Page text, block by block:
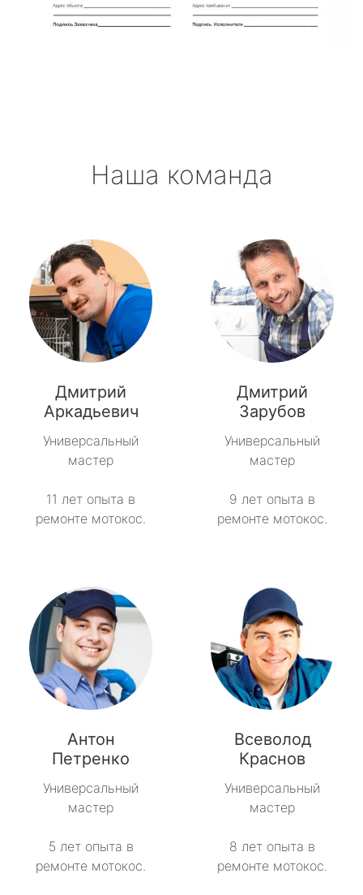
Никольский
Рябово
Свирьстрой
Сиверский
Синявино
Советский
Тайцы
Толмачёво
Фёдоровское
Форносово
Янино-1
Наша команда
Дмитрий
Аркадьевич
Универсальный
мастер
11 лет опыта в
ремонте мотокос.
Дмитрий
Зарубов
Универсальный
мастер
9 лет опыта в
ремонте мотокос.
Антон
Петренко
Универсальный
мастер
5 лет опыта в
ремонте мотокос.
Всеволод
Краснов
Универсальный
мастер
8 лет опыта в
ремонте мотокос.